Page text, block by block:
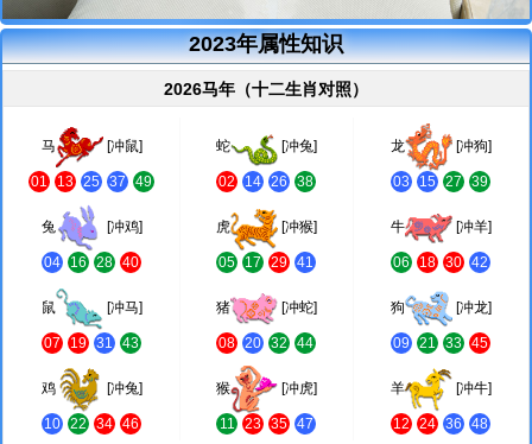
2023年属性知识
2026马年（十二生肖对照）
马 [冲鼠]
01 13 25 37 49
蛇 [冲兔]
02 14 26 38
龙 [冲狗]
03 15 27 39
兔 [冲鸡]
04 16 28 40
虎 [冲猴]
05 17 29 41
牛 [冲羊]
06 18 30 42
鼠 [冲马]
07 19 31 43
猪 [冲蛇]
08 20 32 44
狗 [冲龙]
09 21 33 45
鸡 [冲兔]
10 22 34 46
猴 [冲虎]
11 23 35 47
羊 [冲牛]
12 24 36 48